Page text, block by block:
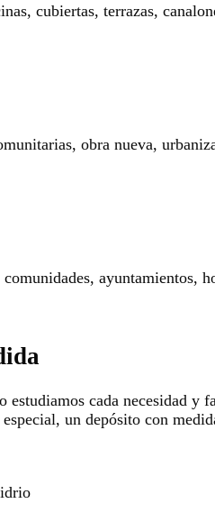
cubiertas, terrazas,
obra nueva,
ayuntamientos,
cada necesidad
un depósito con